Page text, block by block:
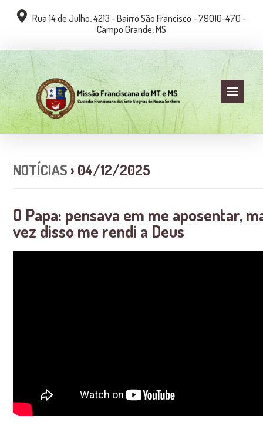
Rua 14 de Julho, 4213 - Bairro São Francisco - 79010-470 -
Campo Grande, MS
NOTÍCIAS › 04/12/2025
O Papa: pensava em me aposentar,
vez disso me rendi a Deus